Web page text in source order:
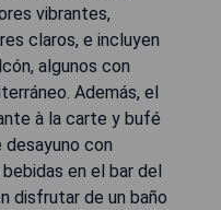
vibrantes,
claros, e incluyen
algunos con
Además, el
à la carte y bufé
desayuno con
en el bar del
disfrutar de un baño